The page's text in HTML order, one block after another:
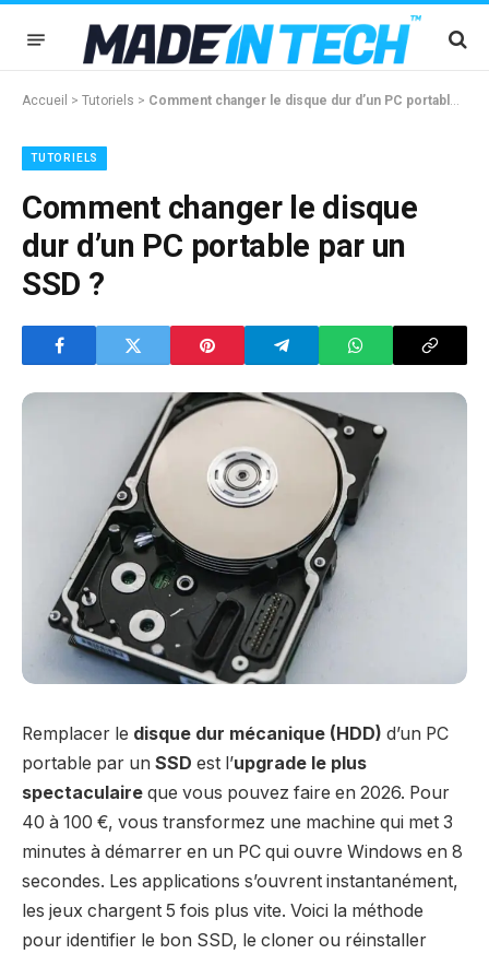
Accueil > Tutoriels > Comment changer le disque dur d’un PC portable par un SSD ?
TUTORIELS
Comment changer le disque
dur d’un PC portable par un
SSD ?
Remplacer le disque dur mécanique (HDD) d’un PC
portable par un SSD est l’upgrade le plus
spectaculaire que vous pouvez faire en 2026. Pour
40 à 100 €, vous transformez une machine qui met 3
minutes à démarrer en un PC qui ouvre Windows en 8
secondes. Les applications s’ouvrent instantanément,
les jeux chargent 5 fois plus vite. Voici la méthode
pour identifier le bon SSD, le cloner ou réinstaller